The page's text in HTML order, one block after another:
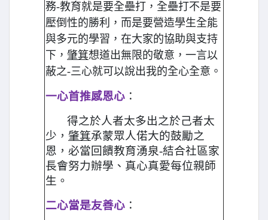
務-教育就是要全壘打，全壘打不是要
壓倒性的勝利，而是要營造學生全能
與多元的學習，在大家的協助與支持
下， 肇箕想道出無限的敬意，一言以
蔽之-三心就可以說出我的全心全意。
一心首推感恩心 ：
得之於人者太多出之於己者太
少， 肇箕承蒙眾人偌大的鼓勵之
恩，必當回饋教育湧泉-結合社區家
長會努力辦學、真心真愛每位親師
生。
二心當是友善心 ：